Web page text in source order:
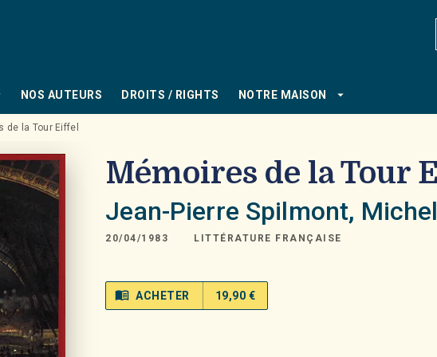
NOS AUTEURS DROITS / RIGHTS NOTRE MAISON arrow_drop_down
de la Tour Eiffel
Mémoires de la Tour
Jean-Pierre Spilmont,
20/04/1983 LITTÉRATURE FRANÇAISE
menu_book ACHETER 19,90 €